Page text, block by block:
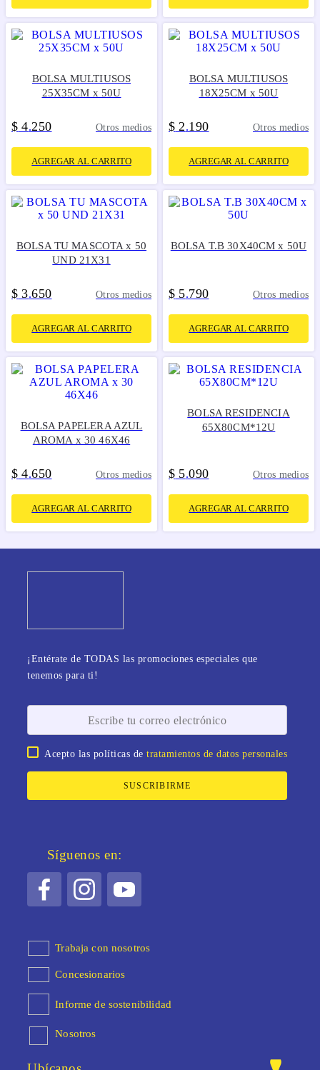
BOLSA MULTIUSOS
25X35CM x 50U
$ 4.250 Otros medios
AGREGAR AL CARRITO
BOLSA MULTIUSOS
18X25CM x 50U
$ 2.190 Otros medios
AGREGAR AL CARRITO
BOLSA TU MASCOTA x 50
UND 21X31
$ 3.650 Otros medios
AGREGAR AL CARRITO
BOLSA T.B 30X40CM x 50U
$ 5.790 Otros medios
AGREGAR AL CARRITO
BOLSA PAPELERA AZUL
AROMA x 30 46X46
$ 4.650 Otros medios
AGREGAR AL CARRITO
BOLSA RESIDENCIA
65X80CM*12U
$ 5.090 Otros medios
AGREGAR AL CARRITO
¡Entérate de TODAS las promociones especiales que
tenemos para ti!
Acepto las políticas detratamientos de datos personales
SUSCRIBIRME
Síguenos en:
Trabaja con nosotros
Concesionarios
Informe de sostenibilidad
Nosotros